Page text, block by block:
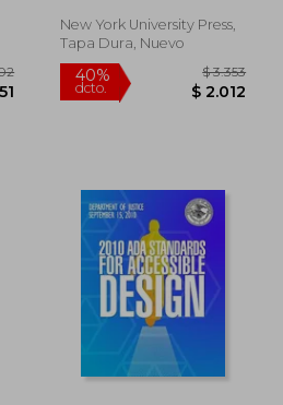
40%
dcto.
Inglés)
New York University Press,
Tapa Dura, Nuevo